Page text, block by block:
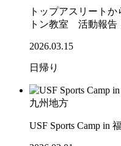
トップアスリート
トン教室 活動報告
2026.03.15
日帰り
九州地方
USF Sports Camp in